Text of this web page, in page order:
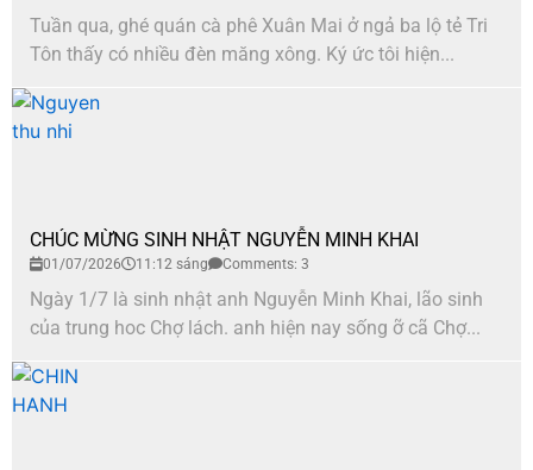
Tuần qua, ghé quán cà phê Xuân Mai ở ngả ba lộ tẻ Tri
Tôn thấy có nhiều đèn măng xông. Ký ức tôi hiện...
CHÚC MỪNG SINH NHẬT NGUYỄN MINH KHAI
01/07/2026 11:12 sáng Comments: 3
Ngày 1/7 là sinh nhật anh Nguyễn Minh Khai, lão sinh
của trung hoc Chợ lách. anh hiện nay sống ỡ cã Chợ...